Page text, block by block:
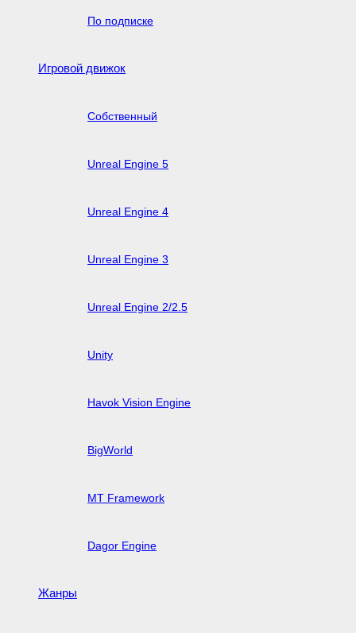
По подписке
Игровой движок
Собственный
Unreal Engine 5
Unreal Engine 4
Unreal Engine 3
Unreal Engine 2/2.5
Unity
Havok Vision Engine
BigWorld
MT Framework
Dagor Engine
Жанры